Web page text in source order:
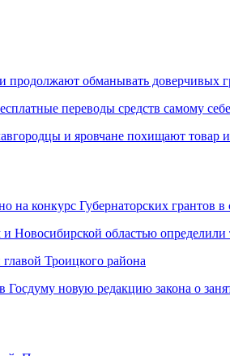
продолжают обманывать доверчивых
переводы средств самому себе
и яровчане похищают товар
на конкурс Губернаторских грантов в
Новосибирской областью
Троицкого района
Госдуму новую редакцию закона о